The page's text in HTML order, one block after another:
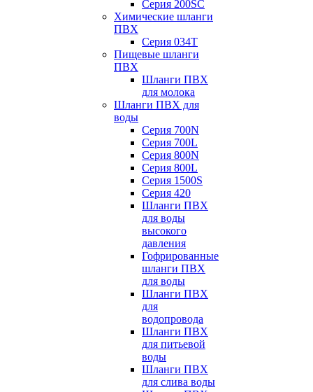
Серия 200SС
Химические шланги
ПВХ
Серия 034Т
Пищевые шланги
ПВХ
Шланги ПВХ
для молока
Шланги ПВХ для
воды
Серия 700N
Серия 700L
Серия 800N
Серия 800L
Серия 1500S
Серия 420
Шланги ПВХ
для воды
высокого
давления
Гофрированные
шланги ПВХ
для воды
Шланги ПВХ
для
водопровода
Шланги ПВХ
для питьевой
воды
Шланги ПВХ
для слива воды